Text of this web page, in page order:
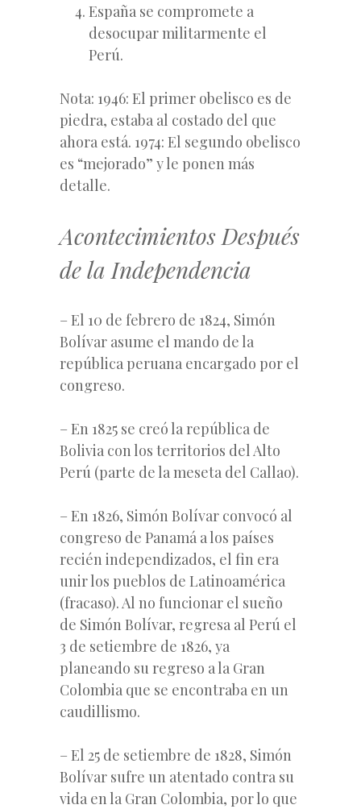
España se compromete a
desocupar militarmente el
Perú.
Nota: 1946: El primer obelisco es de
piedra, estaba al costado del que
ahora está. 1974: El segundo obelisco
es “mejorado” y le ponen más
detalle.
Acontecimientos Después
de la Independencia
– El 10 de febrero de 1824, Simón
Bolívar asume el mando de la
república peruana encargado por el
congreso.
– En 1825 se creó la república de
Bolivia con los territorios del Alto
Perú (parte de la meseta del Callao).
– En 1826, Simón Bolívar convocó al
congreso de Panamá a los países
recién independizados, el fin era
unir los pueblos de Latinoamérica
(fracaso). Al no funcionar el sueño
de Simón Bolívar, regresa al Perú el
3 de setiembre de 1826, ya
planeando su regreso a la Gran
Colombia que se encontraba en un
caudillismo.
– El 25 de setiembre de 1828, Simón
Bolívar sufre un atentado contra su
vida en la Gran Colombia, por lo que